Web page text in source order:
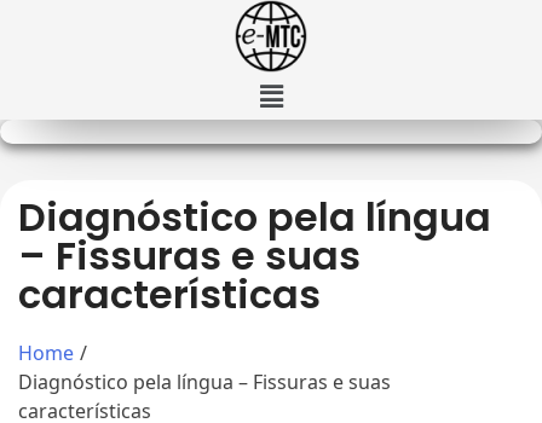
Diagnóstico pela língua
– Fissuras e suas
características
Home /
Diagnóstico pela língua – Fissuras e suas
características